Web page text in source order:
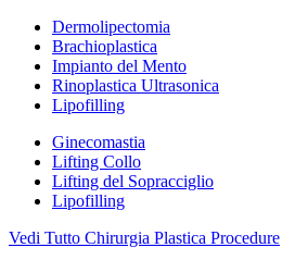
Dermolipectomia
Brachioplastica
Impianto del Mento
Rinoplastica Ultrasonica
Lipofilling
Ginecomastia
Lifting Collo
Lifting del Sopracciglio
Lipofilling
Vedi Tutto Chirurgia Plastica Procedure